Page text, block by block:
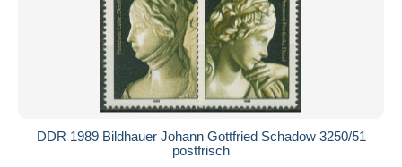
Appliquer
DDR 1989 Bildhauer Johann Gottfried Schadow 3250/51
postfrisch